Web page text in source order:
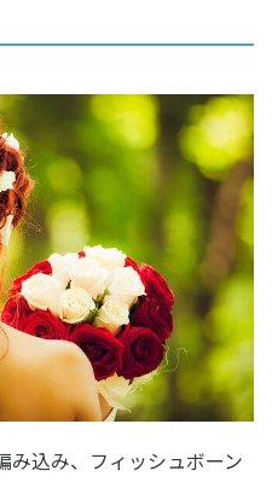
み込み、フィッシュボーン